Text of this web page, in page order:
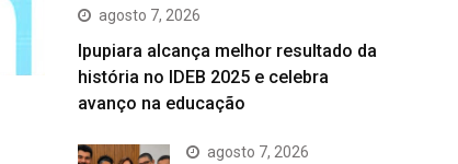
agosto 7, 2026
Ipupiara alcança melhor resultado da
história no IDEB 2025 e celebra
avanço na educação
agosto 7, 2026